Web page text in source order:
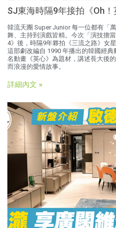
SJ東海時隔9年接拍《Oh！
韓流天團 Super Junior 每一位都有「
舞、主持到演戲皆精。今次「演技擔
4》後，時隔9年夥拍《三流之路》女
這部劇改編自 1990 年播出的韓國經
名動畫《英心》為題材，講述長大後
而浪漫的愛情故事。
詳細內文 »